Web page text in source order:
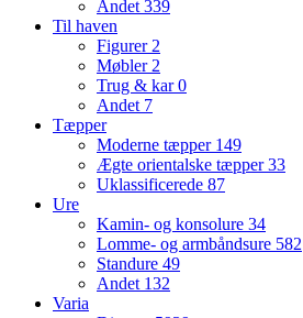
Andet339
Til haven
Figurer2
Møbler2
Trug & kar0
Andet 7
Tæpper
Moderne tæpper 149
Ægte orientalske tæpper33
Uklassificerede 87
Ure
Kamin- og konsolure 34
Lomme- og armbåndsure 582
Standure 49
Andet 132
Varia